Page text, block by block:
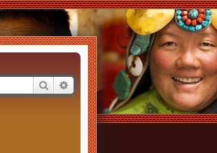
RechercherRecherche avancée